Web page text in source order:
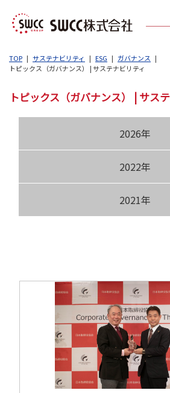
TOP サステナビリティ ESG
ガバナンス
トピックス（ガバナンス） | サステナビリティ
トピックス（ガバナンス） | サス
2026年
2022年
2021年